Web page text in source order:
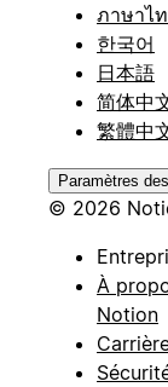
ภาษาไ
한국어
日本語
简体中
繁體中
Paramètres
© 2026
À
Notion